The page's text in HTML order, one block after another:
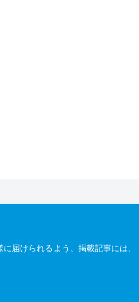
届けられるよう、掲載記事には、